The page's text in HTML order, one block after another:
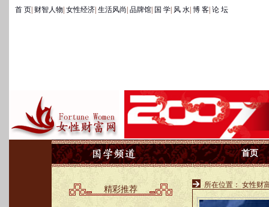
首 页 财智人物 女性经济 生活风尚 品牌馆 国 学 风 水 博 客 论 坛
首页
精彩推荐 所在位置： 女性财